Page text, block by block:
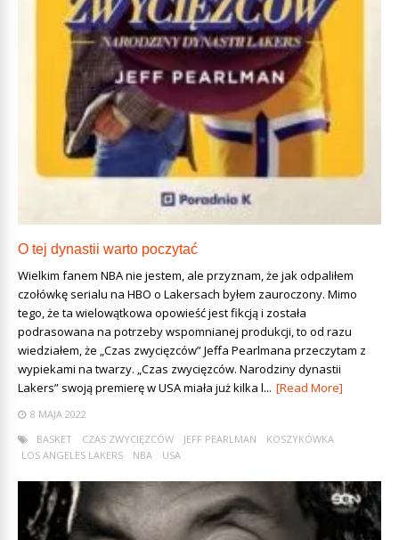
O tej dynastii warto poczytać
Wielkim fanem NBA nie jestem, ale przyznam, że jak odpaliłem
czołówkę serialu na HBO o Lakersach byłem zauroczony. Mimo
tego, że ta wielowątkowa opowieść jest fikcją i została
podrasowana na potrzeby wspomnianej produkcji, to od razu
wiedziałem, że „Czas zwycięzców” Jeffa Pearlmana przeczytam z
wypiekami na twarzy. „Czas zwycięzców. Narodziny dynastii
Lakers” swoją premierę w USA miała już kilka l... [Read More]
8 MAJA 2022
BASKET
CZAS ZWYCIĘZCÓW JEFF PEARLMAN
KOSZYKÓWKA
LOS ANGELES LAKERS
NBA USA